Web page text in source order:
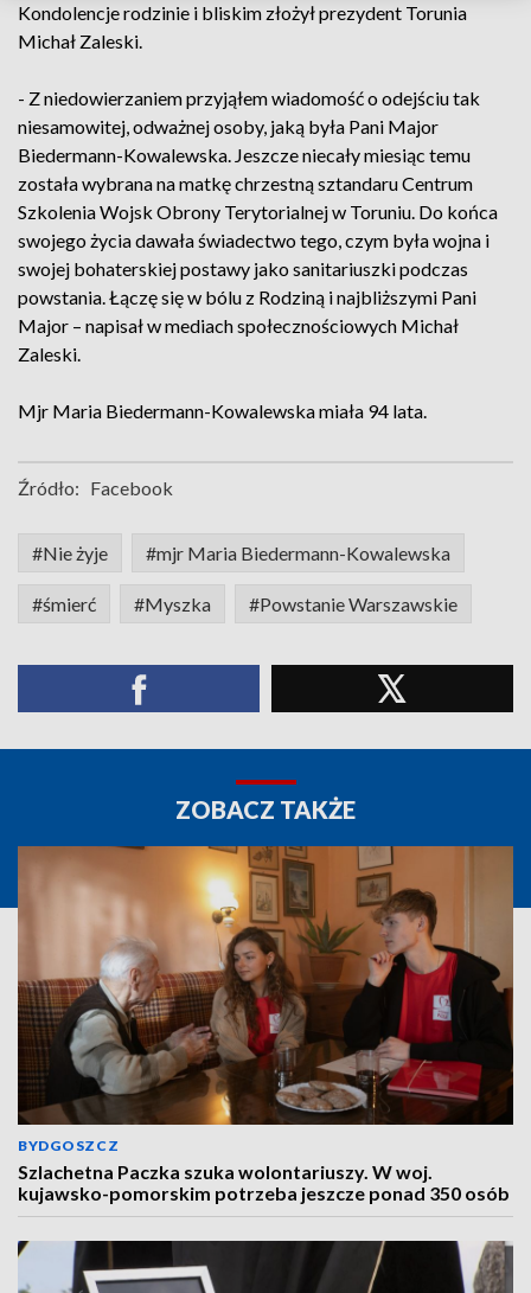
Kondolencje rodzinie i bliskim złożył prezydent Torunia
Michał Zaleski.
- Z niedowierzaniem przyjąłem wiadomość o odejściu tak
niesamowitej, odważnej osoby, jaką była Pani Major
Biedermann-Kowalewska. Jeszcze niecały miesiąc temu
została wybrana na matkę chrzestną sztandaru Centrum
Szkolenia Wojsk Obrony Terytorialnej w Toruniu. Do końca
swojego życia dawała świadectwo tego, czym była wojna i
swojej bohaterskiej postawy jako sanitariuszki podczas
powstania. Łączę się w bólu z Rodziną i najbliższymi Pani
Major – napisał w mediach społecznościowych Michał
Zaleski.
Mjr Maria Biedermann-Kowalewska miała 94 lata.
Źródło: Facebook
#Nie żyje #mjr Maria Biedermann-Kowalewska
#śmierć #Myszka #Powstanie Warszawskie
ZOBACZ TAKŻE
BYDGOSZCZ
Szlachetna Paczka szuka wolontariuszy. W woj.
kujawsko-pomorskim potrzeba jeszcze ponad 350 osób